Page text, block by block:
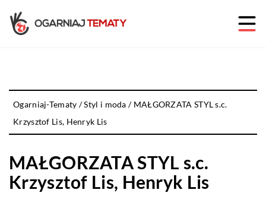
Ogarniaj-Tematy /Styl i moda / MAŁGORZATA STYL s.c.
Krzysztof Lis, Henryk Lis
MAŁGORZATA STYL s.c.
Krzysztof Lis, Henryk Lis